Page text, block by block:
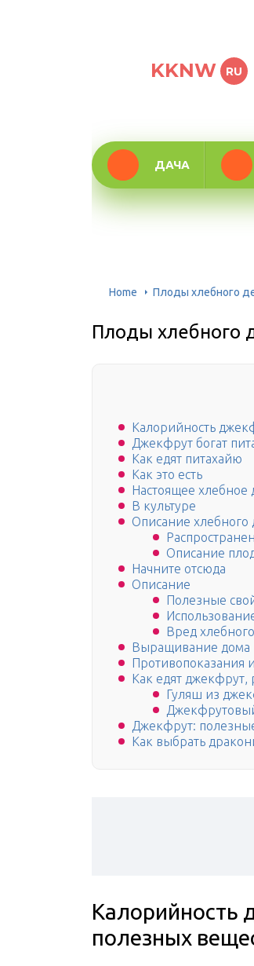
KKNW RU
ДАЧА
Home Плоды хлебного
Плоды хлебного
Калорийность
Джекфрут богат
Как едят питахайю
Как это есть
Настоящее хлебное
В культуре
Описание хлебного
Описание
Начните отсюда
Описание
Полезные
Вред
Выращивание дома
Противопоказания
Как едят джекфрут,
Гуляш из
Джекфрут:
Как выбрать
Калорийность
полезных